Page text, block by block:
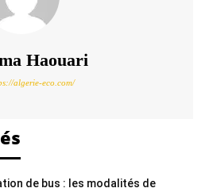
Haouari
algerie-eco.com/
de bus : les modalités de